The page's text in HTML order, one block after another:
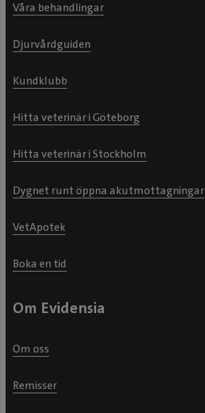
Våra behandlingar
Djurvårdguiden
Kundklubb
Hitta veterinär i Göteborg
Hitta veterinär i Stockholm
Dygnet runt öppna akutmottagningar
VetApotek
Boka en tid
Om Evidensia
Om oss
Remisser